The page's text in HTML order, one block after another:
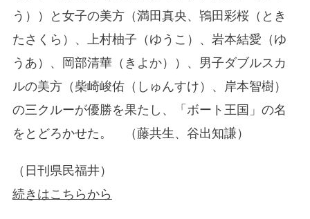
う））と女子の美方（満田真央、鴇田彩桜（とき
たさくら）、上村柚子（ゆうこ）、岩本結愛（ゆ
うあ）、岡部清華（きよか））、男子ダブルスカ
ルの美方（柴崎峻佑（しゅんすけ）、岸本智樹）
の三クルーが優勝を果たし、「ボート王国」の名
をとどろかせた。 （藤共生、谷出知謙）
（日刊県民福井）
続きはこちらから